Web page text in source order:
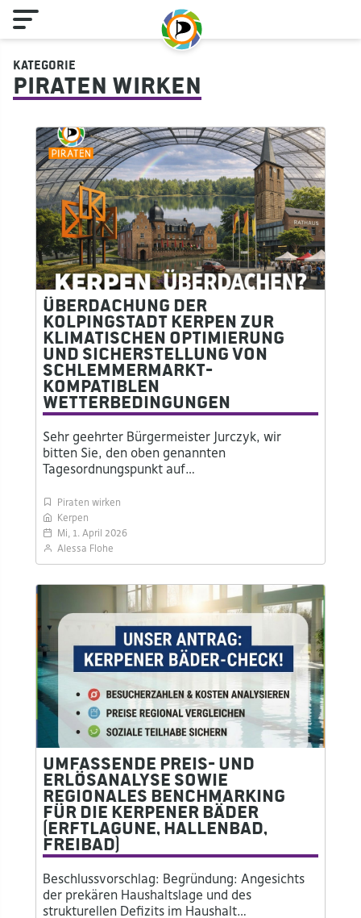
Kategorie
Piraten wirken
Überdachung der
Kolpingstadt Kerpen zur
klimatischen Optimierung
und Sicherstellung von
Schlemmermarkt-
kompatiblen
Wetterbedingungen
Sehr geehrter Bürgermeister Jurczyk, wir
bitten Sie, den oben genannten
Tagesordnungspunkt auf…
Piraten wirken
Kerpen
Mi, 1. April 2026
Alessa Flohe
Umfassende Preis- und
Erlösanalyse sowie
regionales Benchmarking
für die Kerpener Bäder
(Erftlagune, Hallenbad,
Freibad)
Beschlussvorschlag: Begründung: Angesichts
der prekären Haushaltslage und des
strukturellen Defizits im Haushalt…